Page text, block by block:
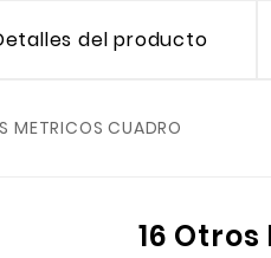
del producto
METRICOS CUADRO
16